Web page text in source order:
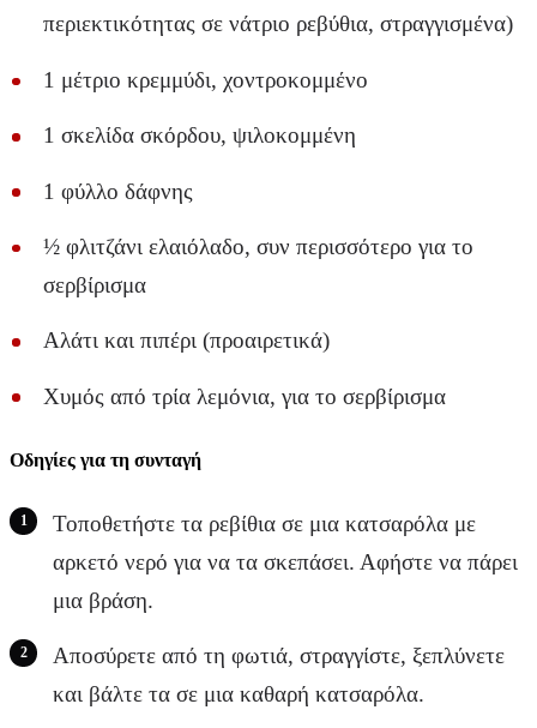
περιεκτικότητας σε νάτριο ρεβύθια, στραγγισμένα)
1 μέτριο κρεμμύδι, χοντροκομμένο
1 σκελίδα σκόρδου, ψιλοκομμένη
1 φύλλο δάφνης
½ φλιτζάνι ελαιόλαδο, συν περισσότερο για το
σερβίρισμα
Αλάτι και πιπέρι (προαιρετικά)
Χυμός από τρία λεμόνια, για το σερβίρισμα
Οδηγίες για τη συνταγή
Τοποθετήστε τα ρεβίθια σε μια κατσαρόλα με
αρκετό νερό για να τα σκεπάσει. Αφήστε να πάρει
μια βράση.
Αποσύρετε από τη φωτιά, στραγγίστε, ξεπλύνετε
και βάλτε τα σε μια καθαρή κατσαρόλα.